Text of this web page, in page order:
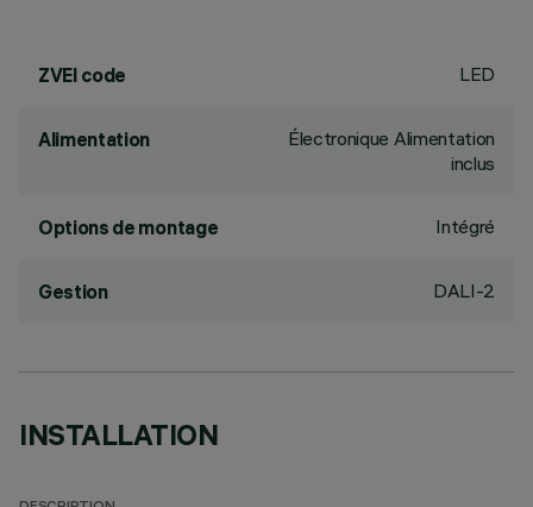
ZVEI code LED
Alimentation
Électronique Alimentation
inclus
Options de montage Intégré
Gestion DALI-2
INSTALLATION